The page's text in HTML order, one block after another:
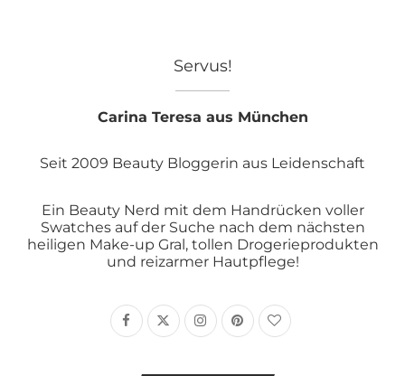
Servus!
Carina Teresa aus München
Seit 2009 Beauty Bloggerin aus Leidenschaft
Ein Beauty Nerd mit dem Handrücken voller
Swatches auf der Suche nach dem nächsten
heiligen Make-up Gral, tollen Drogerieprodukten
und reizarmer Hautpflege!